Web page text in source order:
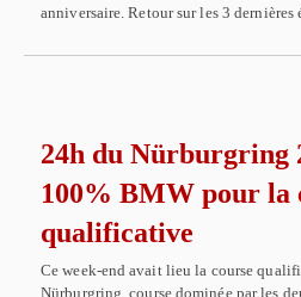
anniversaire. Retour sur les 3 dernières
24h du Nürburgring
100% BMW pour la
qualificative
Ce week-end avait lieu la course
Nürburgring, course dominée par les